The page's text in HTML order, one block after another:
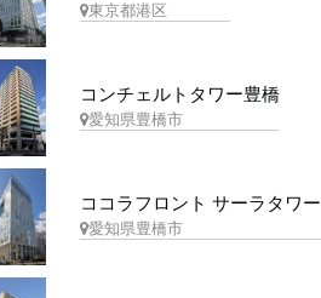
東京都港区
コンチェルトタワー豊橋
愛知県豊橋市
ココラフロント サーラタワー
愛知県豊橋市